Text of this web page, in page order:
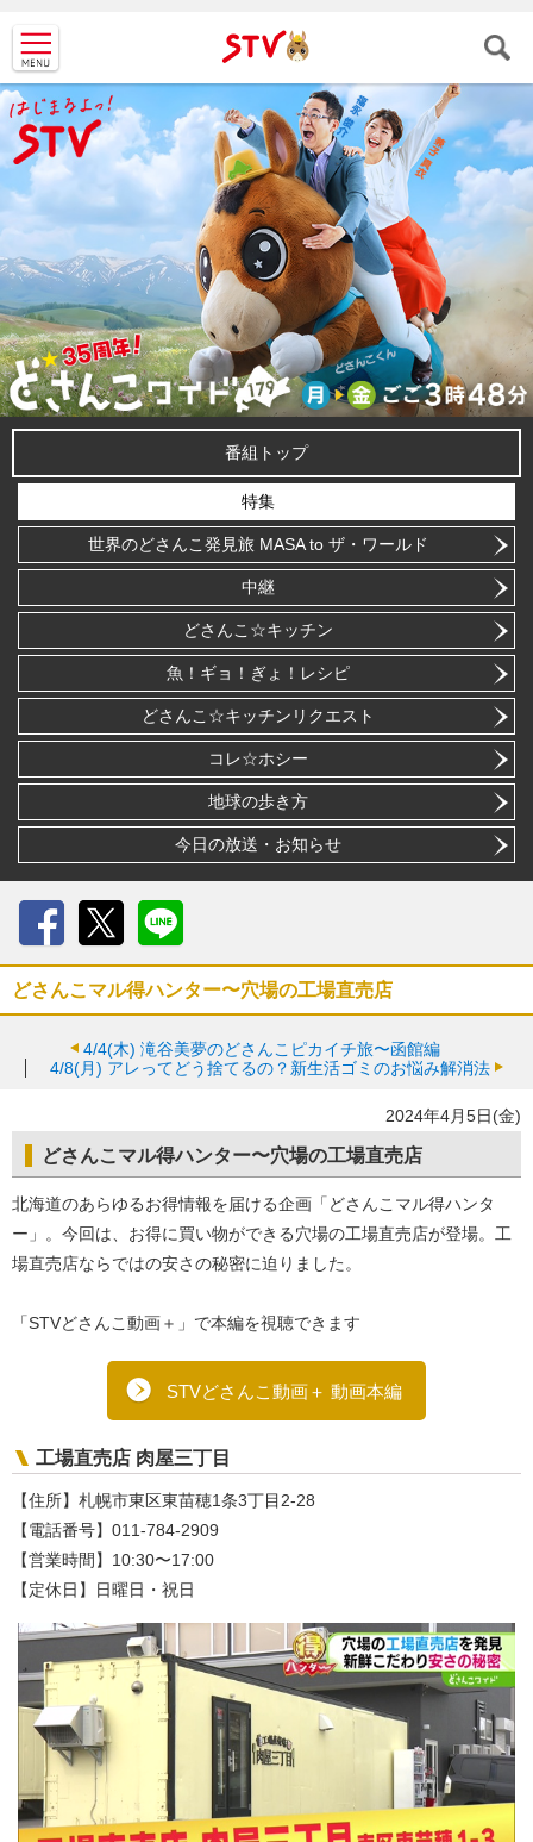
ＳＴＶ札
幌テレビ
番組トップ
特集
世界のどさんこ発見旅 MASA to ザ・ワールド
中継
どさんこ☆キッチン
魚！ギョ！ぎょ！レシピ
どさんこ☆キッチンリクエスト
コレ☆ホシー
地球の歩き方
今日の放送・お知らせ
どさんこマル得ハンター〜穴場の工場直売店
4/4(木) 滝谷美夢のどさんこピカイチ旅〜函館編
4/8(月) アレってどう捨てるの？新生活ゴミのお悩み解消法
2024年4月5日(金)
どさんこマル得ハンター〜穴場の工場直売店
北海道のあらゆるお得情報を届ける企画「どさんこマル得ハンタ
ー」。今回は、お得に買い物ができる穴場の工場直売店が登場。工
場直売店ならではの安さの秘密に迫りました。
「STVどさんこ動画＋」で本編を視聴できます
STVどさんこ動画＋ 動画本編
工場直売店 肉屋三丁目
【住所】札幌市東区東苗穂1条3丁目2-28
【電話番号】011-784-2909
【営業時間】10:30〜17:00
【定休日】日曜日・祝日